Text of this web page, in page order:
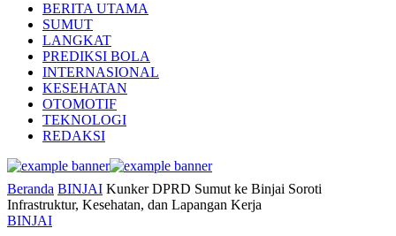
BERITA UTAMA
SUMUT
LANGKAT
PREDIKSI BOLA
INTERNASIONAL
KESEHATAN
OTOMOTIF
TEKNOLOGI
REDAKSI
Beranda BINJAI Kunker DPRD Sumut ke Binjai Soroti
Infrastruktur, Kesehatan, dan Lapangan Kerja
BINJAI